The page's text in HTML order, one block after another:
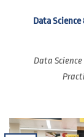
Data Science
Data Science